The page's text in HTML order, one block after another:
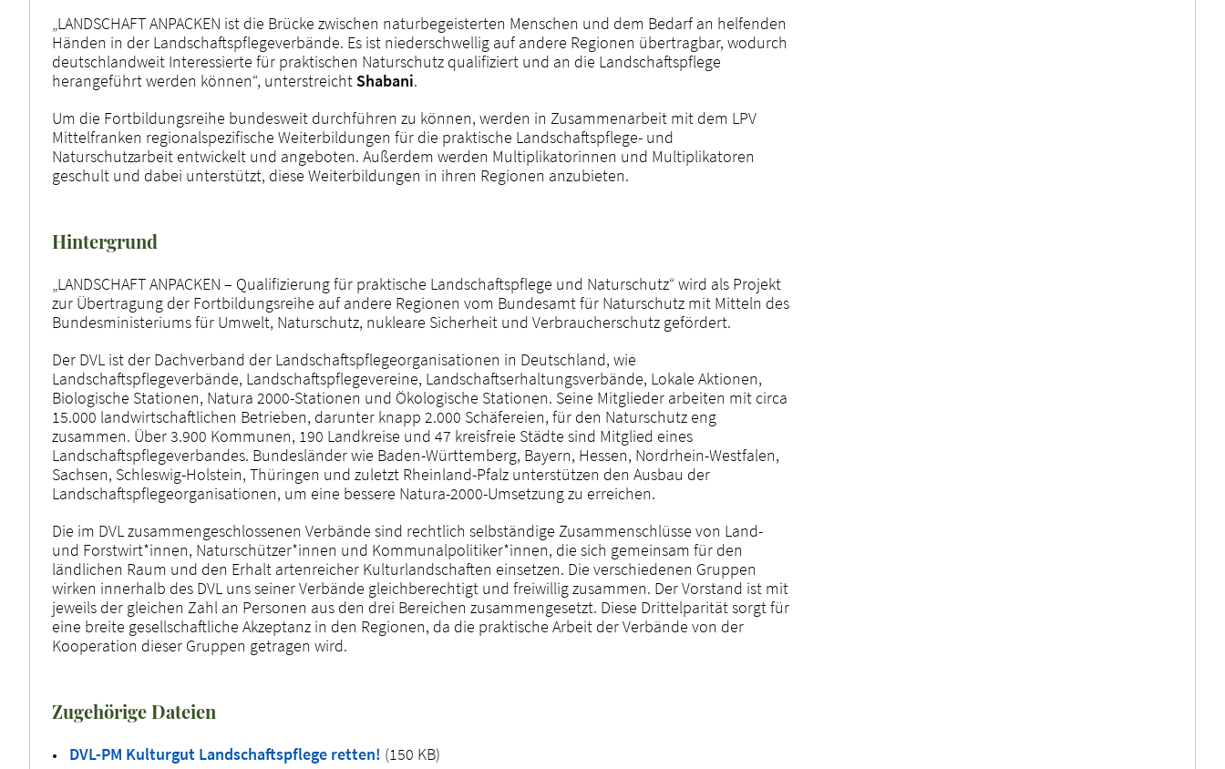
„LANDSCHAFT ANPACKEN ist die Brücke zwischen naturbegeisterten Menschen und dem Bedarf an helfenden
Händen in der Landschaftspflegeverbände. Es ist niederschwellig auf andere Regionen übertragbar, wodurch
deutschlandweit Interessierte für praktischen Naturschutz qualifiziert und an die Landschaftspflege
herangeführt werden können“, unterstreicht Shabani.
Um die Fortbildungsreihe bundesweit durchführen zu können, werden in Zusammenarbeit mit dem LPV
Mittelfranken regionalspezifische Weiterbildungen für die praktische Landschaftspflege- und
Naturschutzarbeit entwickelt und angeboten. Außerdem werden Multiplikatorinnen und Multiplikatoren
geschult und dabei unterstützt, diese Weiterbildungen in ihren Regionen anzubieten.
Hintergrund
„LANDSCHAFT ANPACKEN – Qualifizierung für praktische Landschaftspflege und Naturschutz“ wird als Projekt
zur Übertragung der Fortbildungsreihe auf andere Regionen vom Bundesamt für Naturschutz mit Mitteln des
Bundesministeriums für Umwelt, Naturschutz, nukleare Sicherheit und Verbraucherschutz gefördert.
Der DVL ist der Dachverband der Landschaftspflegeorganisationen in Deutschland, wie
Landschaftspflegeverbände, Landschaftspflegevereine, Landschaftserhaltungsverbände, Lokale Aktionen,
Biologische Stationen, Natura 2000-Stationen und Ökologische Stationen. Seine Mitglieder arbeiten mit circa
15.000 landwirtschaftlichen Betrieben, darunter knapp 2.000 Schäfereien, für den Naturschutz eng
zusammen. Über 3.900 Kommunen, 190 Landkreise und 47 kreisfreie Städte sind Mitglied eines
Landschaftspflegeverbandes. Bundesländer wie Baden-Württemberg, Bayern, Hessen, Nordrhein-Westfalen,
Sachsen, Schleswig-Holstein, Thüringen und zuletzt Rheinland-Pfalz unterstützen den Ausbau der
Landschaftspflegeorganisationen, um eine bessere Natura-2000-Umsetzung zu erreichen.
Die im DVL zusammengeschlossenen Verbände sind rechtlich selbständige Zusammenschlüsse von Land-
und Forstwirt*innen, Naturschützer*innen und Kommunalpolitiker*innen, die sich gemeinsam für den
ländlichen Raum und den Erhalt artenreicher Kulturlandschaften einsetzen. Die verschiedenen Gruppen
wirken innerhalb des DVL uns seiner Verbände gleichberechtigt und freiwillig zusammen. Der Vorstand ist mit
jeweils der gleichen Zahl an Personen aus den drei Bereichen zusammengesetzt. Diese Drittelparität sorgt für
eine breite gesellschaftliche Akzeptanz in den Regionen, da die praktische Arbeit der Verbände von der
Kooperation dieser Gruppen getragen wird.
Zugehörige Dateien
DVL-PM Kulturgut Landschaftspflege retten! (150 KB)